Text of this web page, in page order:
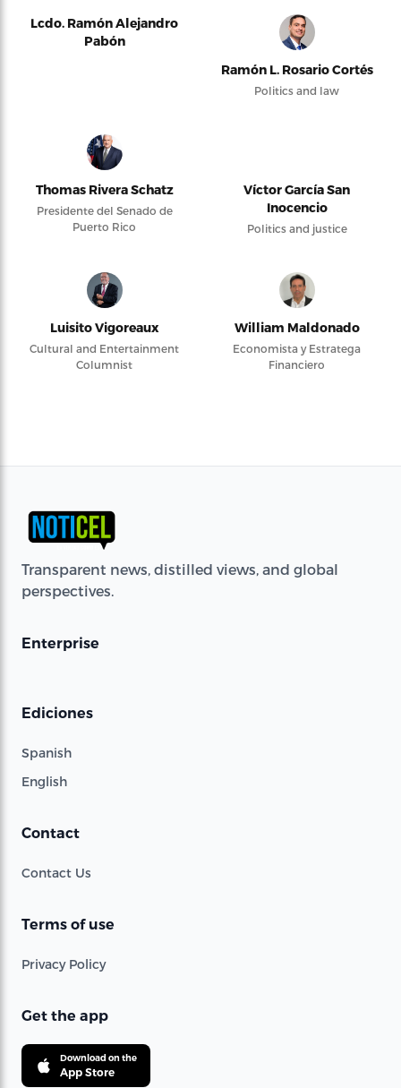
Lcdo. Ramón Alejandro
Pabón
Ramón L. Rosario Cortés
Politics and law
Thomas Rivera Schatz
Presidente del Senado de
Puerto Rico
Víctor García San
Inocencio
Politics and justice
Luisito Vigoreaux
Cultural and Entertainment
Columnist
William Maldonado
Economista y Estratega
Financiero
Transparent news, distilled views, and global
perspectives.
Enterprise
Ediciones
Spanish
English
Contact
Contact Us
Terms of use
Privacy Policy
Get the app
Download on the
App Store